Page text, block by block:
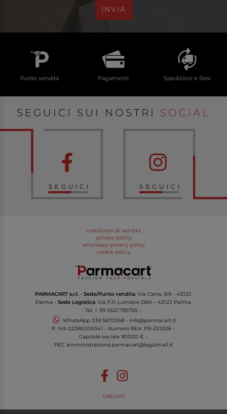
INVIA
Punto vendita Pagamenti Spedizioni e Resi
SEGUICI SUI NOSTRI SOCIAL
SEGUICI SEGUICI
condizioni di vendita
privacy policy
whatsapp privacy policy
cookie policy
PARMACART s.r.l. -Sede/Punto vendita: Via Carra, 9/A - 43122
Parma -Sede Logistica: Via F.lli Lumière 28/A – 43122 Parma
Tel. + 39 0521.785765 -
WhatsApp 339 5670258- info@parmacart.it
P. IVA02380200341 - Numero REA: PR-233326 -
Capitale sociale 90000 € -
PEC amministrazione.parmacart@legalmail.it
CREDITS